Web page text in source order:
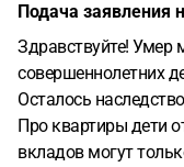
Подача заявления
Здравствуйте! Умер
совершеннолетних
Осталось
Про квартиры дети
вкладов могут